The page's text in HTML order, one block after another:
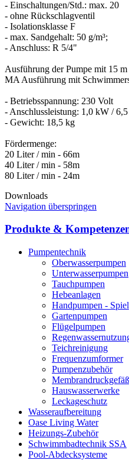
- Einschaltungen/Std.: max. 20
- ohne Rückschlagventil
- Isolationsklasse F
- max. Sandgehalt: 50 g/m³;
- Anschluss: R 5/4"
Ausführung der Pumpe mit 15
MA Ausführung mit
- Betriebsspannung: 230 Volt
- Anschlussleistung: 1,0 kW /
- Gewicht: 18,5 kg
Fördermenge:
20 Liter / min - 66m
40 Liter / min - 58m
Downloads
Navigation überspringen
Produkte &
Pumpentechnik
Oberwasserpumpen
Unterwasserpumpen
Tauchpumpen
Hebeanlagen
Handpumpen -
Gartenpumpen
Flügelpumpen
Teichreinigung
Frequenzumformer
Pumpenzubehör
Hauswasserwerke
Leckageschutz
Wasseraufbereitung
Oase Living Water
Heizungs-Zubehör
Schwimmbadtechnik SSA
Pool-Abdecksysteme